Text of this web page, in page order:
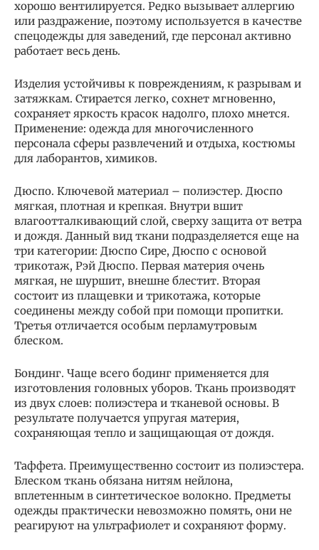
хорошо вентилируется. Редко вызывает аллергию
или раздражение, поэтому используется в качестве
спецодежды для заведений, где персонал активно
работает весь день.
Изделия устойчивы к повреждениям, к разрывам и
затяжкам. Стирается легко, сохнет мгновенно,
сохраняет яркость красок надолго, плохо мнется.
Применение: одежда для многочисленного
персонала сферы развлечений и отдыха, костюмы
для лаборантов, химиков.
Дюспо. Ключевой материал – полиэстер. Дюспо
мягкая, плотная и крепкая. Внутри вшит
влагоотталкивающий слой, сверху защита от ветра
и дождя. Данный вид ткани подразделяется еще на
три категории: Дюспо Сире, Дюспо с основой
трикотаж, Рэй Дюспо. Первая материя очень
мягкая, не шуршит, внешне блестит. Вторая
состоит из плащевки и трикотажа, которые
соединены между собой при помощи пропитки.
Третья отличается особым перламутровым
блеском.
Бондинг. Чаще всего бодинг применяется для
изготовления головных уборов. Ткань производят
из двух слоев: полиэстера и тканевой основы. В
результате получается упругая материя,
сохраняющая тепло и защищающая от дождя.
Таффета. Преимущественно состоит из полиэстера.
Блеском ткань обязана нитям нейлона,
вплетенным в синтетическое волокно. Предметы
одежды практически невозможно помять, они не
реагируют на ультрафиолет и сохраняют форму.